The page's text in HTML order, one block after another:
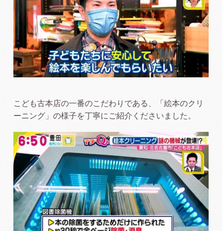
こども古本店の一番のこだわりである、「絵本のクリ
ーニング」の様子を丁寧にご紹介くださいました。